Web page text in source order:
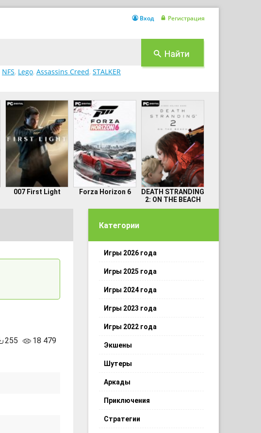
NFS, Lego, Assassins Creed, STALKER
Вход Регистрация
007 First Light Forza Horizon 6
DEATH STRANDING
2: ON THE BEACH
18 479
255
Категории
Игры 2026 года
Игры 2025 года
Игры 2024 года
Игры 2023 года
Игры 2022 года
Экшены
Шутеры
Аркады
Приключения
Стратегии